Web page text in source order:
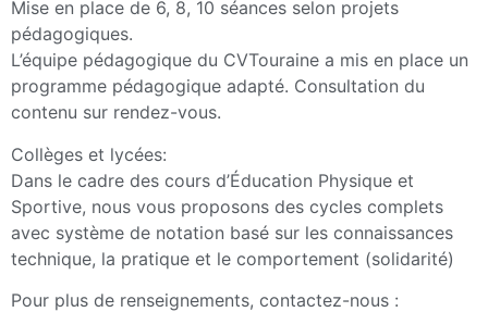
Mise en place de 6, 8, 10 séances selon projets
pédagogiques.
L’équipe pédagogique du CVTouraine a mis en place un
programme pédagogique adapté. Consultation du
contenu sur rendez-vous.
Collèges et lycées:
Dans le cadre des cours d’Éducation Physique et
Sportive, nous vous proposons des cycles complets
avec système de notation basé sur les connaissances
technique, la pratique et le comportement (solidarité)
Pour plus de renseignements, contactez-nous :